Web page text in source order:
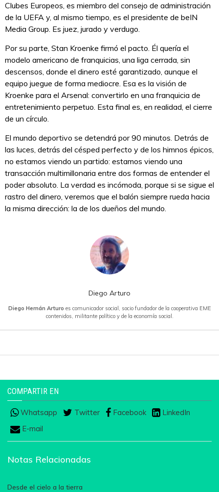
Clubes Europeos, es miembro del consejo de administración
de la UEFA y, al mismo tiempo, es el presidente de beIN
Media Group. Es juez, jurado y verdugo.
Por su parte, Stan Kroenke firmó el pacto. Él quería el
modelo americano de franquicias, una liga cerrada, sin
descensos, donde el dinero esté garantizado, aunque el
equipo juegue de forma mediocre. Esa es la visión de
Kroenke para el Arsenal: convertirlo en una franquicia de
entretenimiento perpetuo. Esta final es, en realidad, el cierre
de un círculo.
El mundo deportivo se detendrá por 90 minutos. Detrás de
las luces, detrás del césped perfecto y de los himnos épicos,
no estamos viendo un partido: estamos viendo una
transacción multimillonaria entre dos formas de entender el
poder absoluto. La verdad es incómoda, porque si se sigue el
rastro del dinero, veremos que el balón siempre rueda hacia
la misma dirección: la de los dueños del mundo.
Diego Arturo
Diego Hernán Arturo es comunicador social, socio fundador de la cooperativa EME
contenidos, militante político y de la economía social.
COMPARTIR EN
Whatsapp Twitter Facebook
LinkedIn
E-mail
Notas Relacionadas
Desde el cielo a la tierra